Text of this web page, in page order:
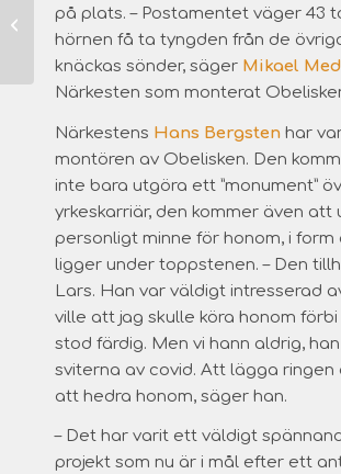
på plats. – Postamentet väger 43
hörnen få ta tyngden från de
knäckas sönder, säger Mikael
Närkesten som monterat
Närkestens Hans Bergsten har
montören av Obelisken. Den
inte bara utgöra ett ”monument”
yrkeskarriär, den kommer även
personligt minne för honom, i form
ligger under toppstenen. – Den
Lars. Han var väldigt intresserad
ville att jag skulle köra honom
stod färdig. Men vi hann aldrig,
sviterna av covid. Att lägga
att hedra honom, säger han.
– Det har varit ett väldigt
projekt som nu är i mål efter ett